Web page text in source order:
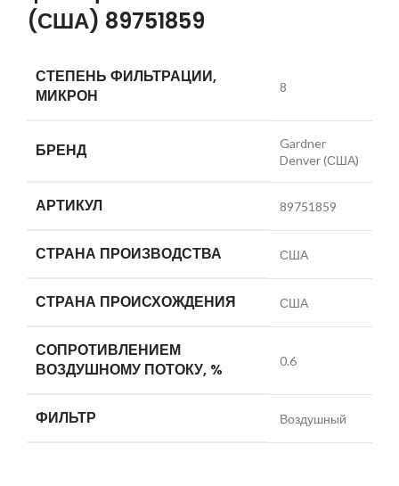
(США) 89751859
СТЕПЕНЬ ФИЛЬТРАЦИИ,
МИКРОН
8
БРЕНД
Gardner
Denver (США)
АРТИКУЛ 89751859
СТРАНА ПРОИЗВОДСТВА США
СТРАНА ПРОИСХОЖДЕНИЯ США
СОПРОТИВЛЕНИЕМ
ВОЗДУШНОМУ ПОТОКУ, %
0.6
ФИЛЬТР Воздушный